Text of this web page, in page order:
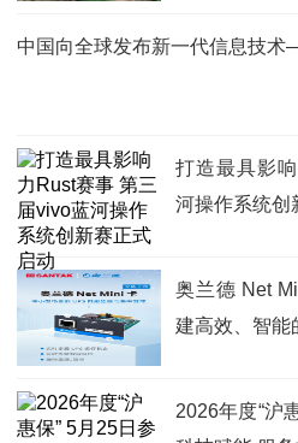
中国向全球发布新一代信息技
打造最具影
河操作系统创
奥兰德 Net
建高效、智能
2026年度“沪